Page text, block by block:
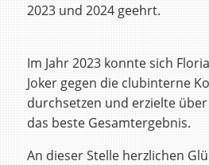
2023 und 2024 geehrt.
Im Jahr 2023 konnte sich
Joker gegen die clubinterne
durchsetzen und erzielte
das beste Gesamtergebnis.
An dieser Stelle herzlichen